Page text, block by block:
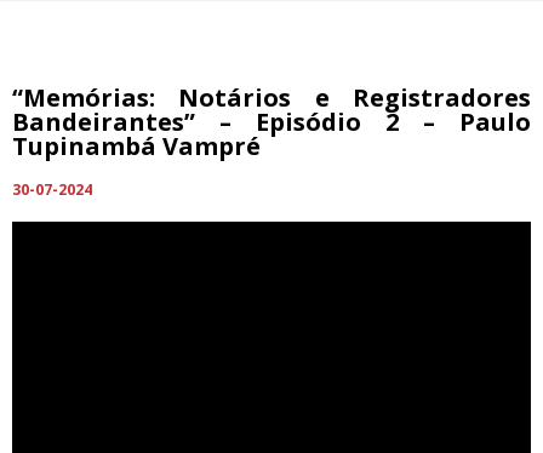
“Memórias: Notários e Registradores
Bandeirantes” – Episódio 2 – Paulo
Tupinambá Vampré
30-07-2024